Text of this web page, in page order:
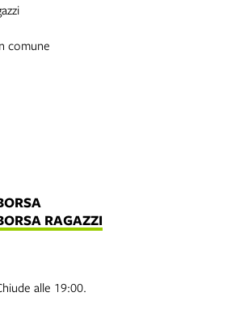
comune
RAGAZZI
alle 19:00.